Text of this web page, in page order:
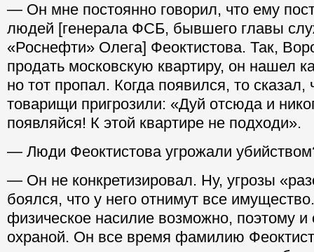
— Он мне постоянно говорил, что ему
людей [генерала ФСБ, бывшего главы
«Роснефти» Олега] Феоктистова. Так,
продать московскую квартиру, он нашел
но тот пропал. Когда появился, то сказал,
товарищи пригрозили: «Дуй отсюда и
появляйся! К этой квартире не подходи».
— Люди Феоктистова угрожали
— Он не конкретизировал. Ну, угрозы
боялся, что у него отнимут все
физическое насилие возможно, поэтому и
охраной. Он все время фамилию